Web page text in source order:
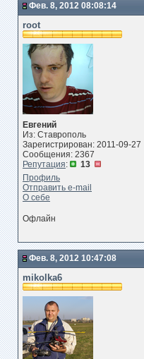
Фев. 8, 2012 08:08:14
root
Евгений
Из: Ставрополь
Зарегистрирован: 2011-09-27
Сообщения: 2367
Репутация:
13
Профиль
Отправить e-mail
О себе
Офлайн
Фев. 8, 2012 10:47:08
mikolka6